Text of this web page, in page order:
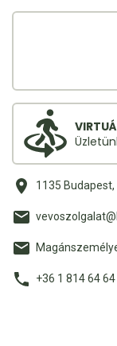
1135 Budapest,
+36 1 814 64 64